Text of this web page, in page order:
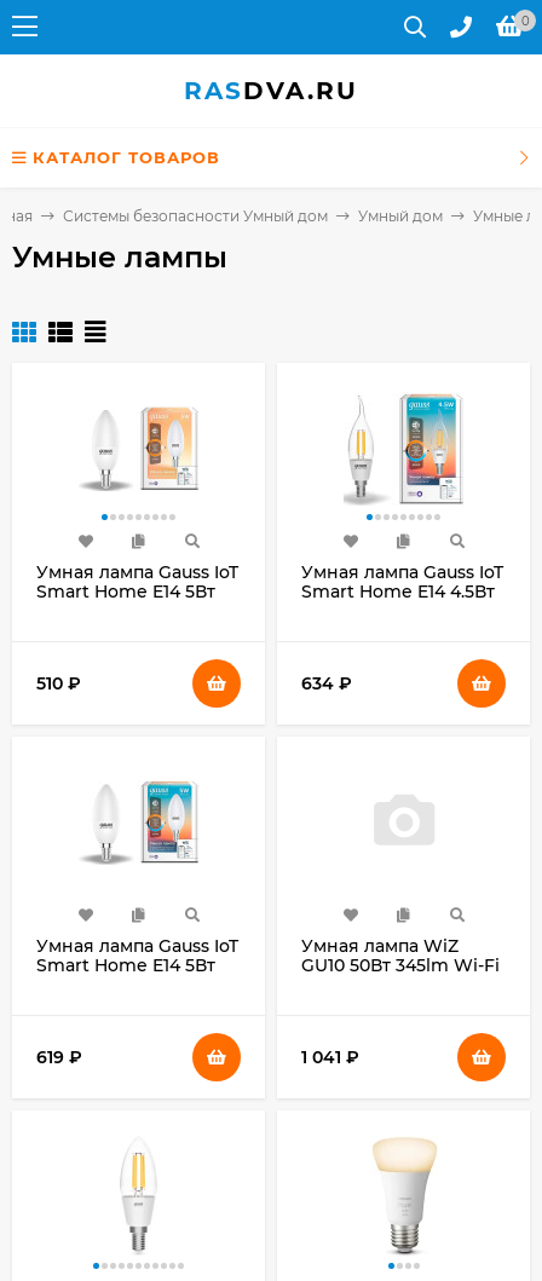
0
RASDVA.RU
КАТАЛОГ ТОВАРОВ
Системы безопасности Умный дом Умный дом Умные
Умные лампы
Умная лампа Gauss IoT
Smart Home E14 5Вт
510 ₽
Умная лампа Gauss IoT
Smart Home E14 4.5Вт
634 ₽
Умная лампа Gauss IoT
Smart Home E14 5Вт
619 ₽
Умная лампа WiZ
GU10 50Вт 345lm Wi-Fi
1 041 ₽